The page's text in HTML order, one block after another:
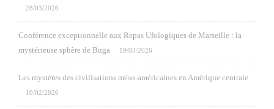
28/03/2026
Conférence exceptionnelle aux Repas Ufologiques de Marseille : la
mystérieuse sphère de Buga
19/03/2026
Les mystères des civilisations méso-américaines en Amérique centrale
10/02/2026